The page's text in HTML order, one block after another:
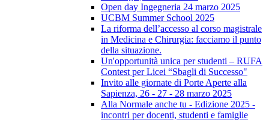
Open day Ingegneria 24 marzo 2025
UCBM Summer School 2025
La riforma dell’accesso al corso magistrale
in Medicina e Chirurgia: facciamo il punto
della situazione.
Un'opportunità unica per studenti – RUFA
Contest per Licei “Sbagli di Successo"
Invito alle giornate di Porte Aperte alla
Sapienza, 26 - 27 - 28 marzo 2025
Alla Normale anche tu - Edizione 2025 -
incontri per docenti, studenti e famiglie